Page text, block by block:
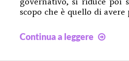
scopo che è quello di
Continua a leggere